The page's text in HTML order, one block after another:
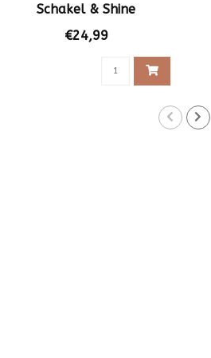
Schakel & Shine
€24,99